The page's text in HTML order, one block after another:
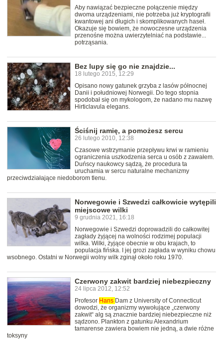
Aby nawiązać bezpieczne połączenie między
dwoma urządzeniami, nie potrzeba już kryptografii
kwantowej ani długich i skomplikowanych haseł.
Okazuje się bowiem, że nowoczesne urządzenia
przenośne można uwierzytelniać na podstawie...
potrząsania.
Bez lupy się go nie znajdzie...
18 lutego 2015, 12:29
Opisano nowy gatunek grzyba z lasów północnej
Danii i południowej Norwegii. Do tego stopnia
spodobał się on mykologom, że nadano mu nazwę
Hirticlavula elegans.
Ściśnij ramię, a pomożesz sercu
26 lutego 2010, 12:38
Czasowe wstrzymanie przepływu krwi w ramieniu
ograniczenia uszkodzenia serca u osób z zawałem.
Duńscy naukowcy sądzą, że procedura ta
uruchamia w sercu naturalne mechanizmy
przeciwdziałające niedoborom tlenu.
Norwegowie i Szwedzi całkowicie wytępili
miejscowe wilki
9 grudnia 2021, 16:18
Norwegowie i Szwedzi doprowadzili do całkowitej
zagłady żyjącej na wolności rodzimej populacji
wilka. Wilki, żyjące obecnie w obu krajach, to
populacja fińska. I jej grozi zagłada w wyniku chowu
wsobnego. Ostatni w Norwegii wolny wilk zginął około roku 1970.
Czerwony zakwit bardziej niebezpieczny
24 lipca 2012, 12:52
Profesor Hans Dam z University of Connecticut
dowodzi, że organizmy wywołujące „czerwony
zakwit“ alg są znacznie bardziej niebezpieczne niż
sądzono. Plankton z gatunku Alexandrium
tamarense zawiera bowiem nie jedną, a dwie różne
toksyny